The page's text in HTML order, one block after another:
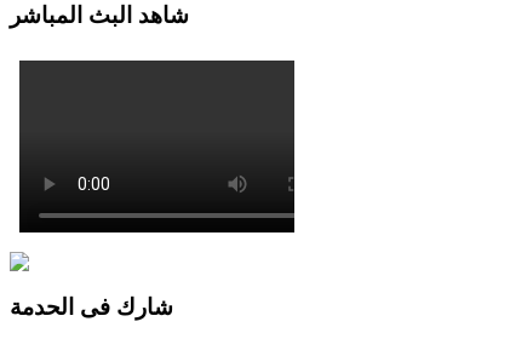
شاهد البث المباشر
شارك فى الحدمة